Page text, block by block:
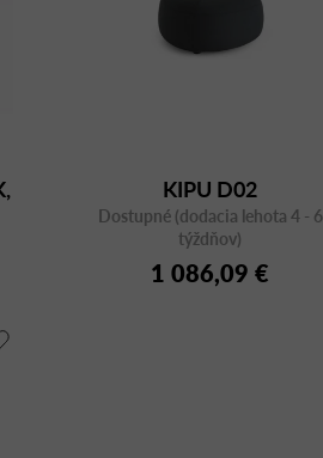
KIPU D02
Dostupné (dodacia lehota 4 - 6
týždňov)
1 086,09 €